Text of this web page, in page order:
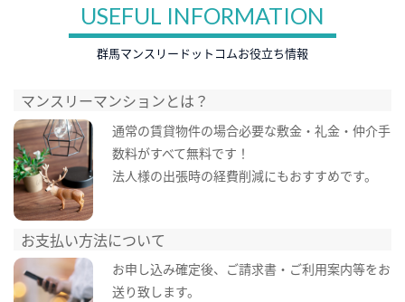
USEFUL INFORMATION
群馬マンスリードットコムお役立ち情報
マンスリーマンションとは？
通常の賃貸物件の場合必要な敷金・礼金・仲介手
数料がすべて無料です！
法人様の出張時の経費削減にもおすすめです。
お支払い方法について
お申し込み確定後、ご請求書・ご利用案内等をお
送り致します。